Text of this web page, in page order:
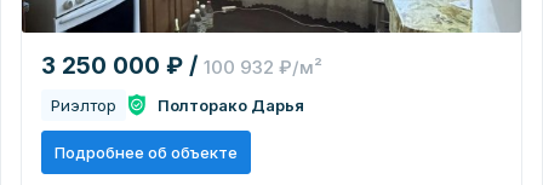
3 250 000 ₽ / 100 932 ₽/м²
Риэлтор Полторако Дарья
Подробнее об объекте